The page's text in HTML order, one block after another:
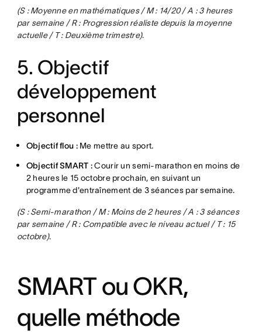
(S : Moyenne en mathématiques / M : 14/20 / A : 3 heures
par semaine / R : Progression réaliste depuis la moyenne
actuelle / T : Deuxième trimestre).
5. Objectif
développement
personnel
Objectif flou :Me mettre au sport.
Objectif SMART :Courir un semi-marathon en moins de
2 heures le 15 octobre prochain, en suivant un
programme d'entraînement de 3 séances par semaine.
(S : Semi-marathon / M : Moins de 2 heures / A : 3 séances
par semaine / R : Compatible avec le niveau actuel / T : 15
octobre).
SMART ou OKR,
quelle méthode